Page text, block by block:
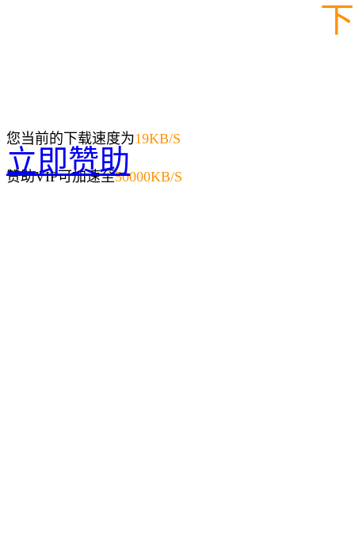
您当前的下载速度为19KB/S
赞助VIP可加速至50000KB/S
立即赞助